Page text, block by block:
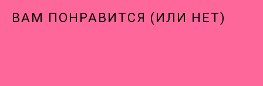
ВАМ ПОНРАВИТСЯ (ИЛИ НЕТ)